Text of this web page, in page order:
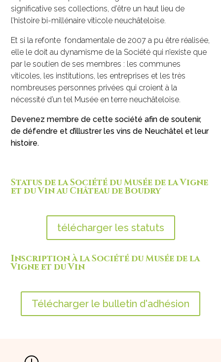
significative ses collections, d’être un haut lieu de
l’histoire bi-millénaire viticole neuchâteloise.
Et si la refonte fondamentale de 2007 a pu être réalisée,
elle le doit au dynamisme de la Société qui n’existe que
par le soutien de ses membres : les communes
viticoles, les institutions, les entreprises et les très
nombreuses personnes privées qui croient à la
nécessité d’un tel Musée en terre neuchâteloise.
Devenez membre de cette société afin de soutenir,
de défendre et d’illustrer les vins de Neuchâtel et leur
histoire.
Status de la Société du Musée de la Vigne
et du Vin au Château de Boudry
télécharger les statuts
Inscription à la Société du Musée de la
Vigne et du Vin
Télécharger le bulletin d'adhésion